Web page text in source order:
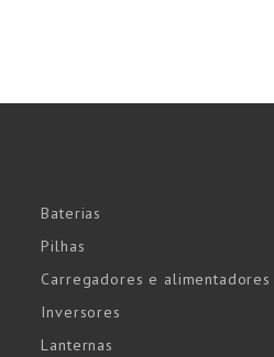
Baterias
Pilhas
Carregadores e alimentadores
Inversores
Lanternas